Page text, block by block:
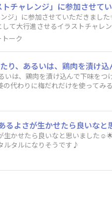
ジ」に参加させていただきまし
て大行進させるイラストチャレ
業さんのキャラもいるはず、、
トーク
いは、鶏肉を漬け込んで下味をつ
代わりに梅だれだけを使ってみ
うなイメージです。カレーの仕
うに味が変化するのか、楽しみで
生かせたら良いなと思いました
ルタルになりそうです♪